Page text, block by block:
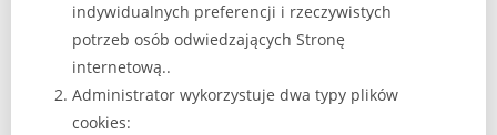
indywidualnych preferencji i rzeczywistych
potrzeb osób odwiedzających Stronę
internetową..
Administrator wykorzystuje dwa typy plików
cookies: